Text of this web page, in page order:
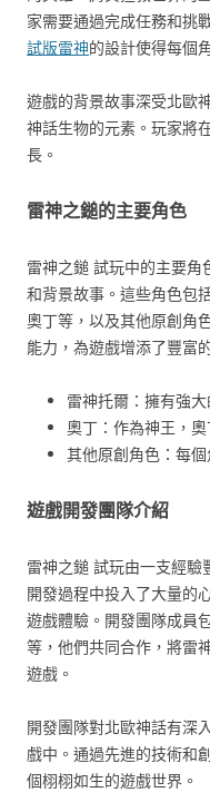
家需要通過完成任務和挑
試版雷神的設計使得每個
遊戲的背景故事深受北歐
神話生物的元素。玩家將
長。
雷神之鎚的主要角色
雷神之鎚 試玩中的主要
和背景故事。這些角色包
奧丁等，以及其他原創角
能力，為遊戲增添了豐富
雷神托爾：擁有強
奧丁：作為神王，
其他原創角色：每
遊戲開發團隊介紹
雷神之鎚 試玩由一支經
開發過程中投入了大量的
遊戲體驗。開發團隊成員
等，他們共同合作，將雷
遊戲。
開發團隊對北歐神話有深
戲中。通過先進的技術和
個栩栩如生的遊戲世界。